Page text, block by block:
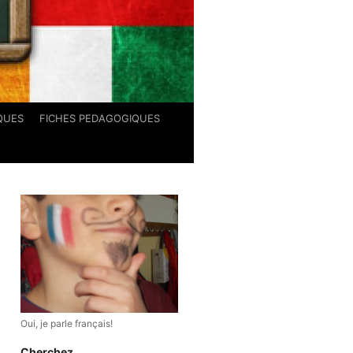
FICHES PEDAGOGIQUES
Oui, je parle français!